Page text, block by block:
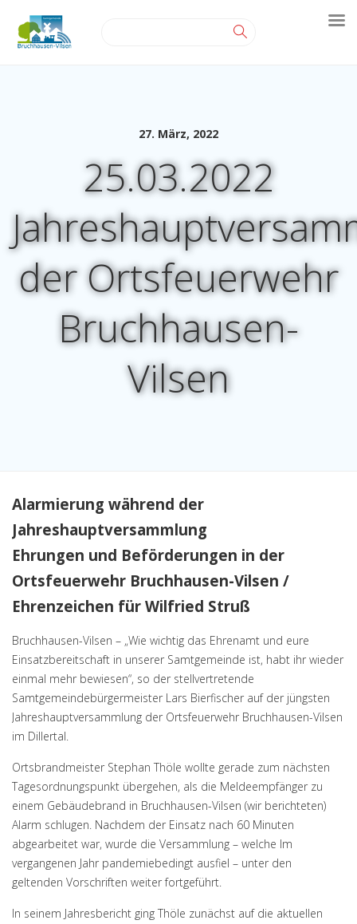
27. März, 2022
25.03.2022
der Ortsfeuerwehr
Bruchhausen-
Vilsen
Alarmierung während der
Jahreshauptversammlung
Ehrungen und Beförderungen in der
Ortsfeuerwehr Bruchhausen-Vilsen /
Ehrenzeichen für Wilfried Struß
Bruchhausen-Vilsen – „Wie wichtig das Ehrenamt und eure
Einsatzbereitschaft in unserer Samtgemeinde ist, habt ihr wieder
einmal mehr bewiesen“, so der stellvertretende
Samtgemeindebürgermeister Lars Bierfischer auf der jüngsten
Jahreshauptversammlung der Ortsfeuerwehr Bruchhausen-Vilsen
im Dillertal.
Ortsbrandmeister Stephan Thöle wollte gerade zum nächsten
Tagesordnungspunkt übergehen, als die Meldeempfänger zu
einem Gebäudebrand in Bruchhausen-Vilsen (wir berichteten)
Alarm schlugen. Nachdem der Einsatz nach 60 Minuten
abgearbeitet war, wurde die Versammlung – welche Im
vergangenen Jahr pandemiebedingt ausfiel – unter den
geltenden Vorschriften weiter fortgeführt.
In seinem Jahresbericht ging Thöle zunächst auf die aktuellen